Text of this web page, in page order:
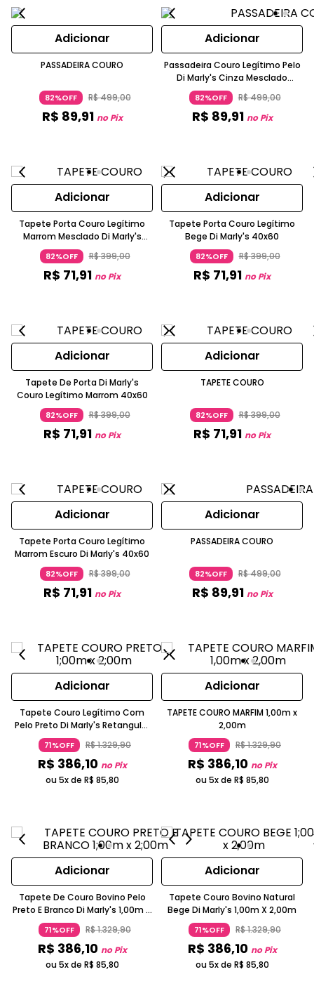
Adicionar
PASSADEIRA COURO
82%OFF R$499,00
R$ 89,91 no Pix
Adicionar
Passadeira Couro Legítimo Pelo
Di Marly's Cinza Mesclado
100x50cm
82%OFF R$499,00
R$ 89,91 no Pix
Adicionar
Tapete Porta Couro Legítimo
Marrom Mesclado Di Marly's
40x60
82%OFF R$399,00
R$ 71,91 no Pix
Adicionar
Tapete Porta Couro Legítimo
Bege Di Marly's 40x60
82%OFF R$399,00
R$ 71,91 no Pix
Adicionar
Tapete De Porta Di Marly's
Couro Legítimo Marrom 40x60
82%OFF R$399,00
R$ 71,91 no Pix
Adicionar
TAPETE COURO
82%OFF R$399,00
R$ 71,91 no Pix
Adicionar
Tapete Porta Couro Legítimo
Marrom Escuro Di Marly's 40x60
82%OFF R$399,00
R$ 71,91 no Pix
Adicionar
PASSADEIRA COURO
82%OFF R$499,00
R$ 89,91 no Pix
Adicionar
Tapete Couro Legítimo Com
Pelo Preto Di Marly's Retangular
1,00m X 2,00m
71%OFF R$1.329,90
R$ 386,10 no Pix
ou 5x de R$ 85,80
Adicionar
TAPETE COURO MARFIM 1,00m x
2,00m
71%OFF R$1.329,90
R$ 386,10 no Pix
ou 5x de R$ 85,80
Adicionar
Tapete De Couro Bovino Pelo
Preto E Branco Di Marly's 1,00m X
2,00m
71%OFF R$1.329,90
R$ 386,10 no Pix
ou 5x de R$ 85,80
Adicionar
Tapete Couro Bovino Natural
Bege Di Marly's 1,00m X 2,00m
71%OFF R$1.329,90
R$ 386,10 no Pix
ou 5x de R$ 85,80